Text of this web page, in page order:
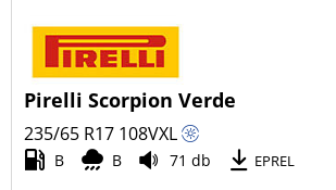
Pirelli Scorpion Verde
235/65 R17 108VXL
B B 71 db EPREL